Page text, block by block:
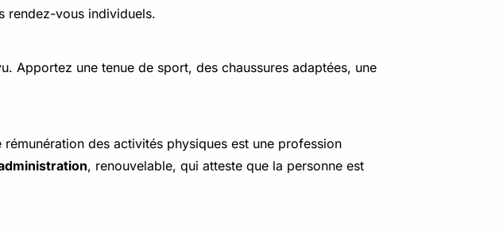
rendez-vous individuels.
Apportez une tenue de sport, des chaussures adaptées, une
rémunération des activités physiques est une profession
, renouvelable, qui atteste que la personne est